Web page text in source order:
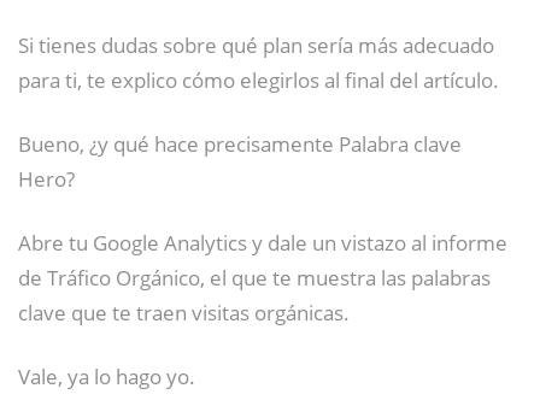
Si tienes dudas sobre qué plan sería más adecuado
para ti, te explico cómo elegirlos al final del artículo.
Bueno, ¿y qué hace precisamente Palabra clave
Hero?
Abre tu Google Analytics y dale un vistazo al informe
de Tráfico Orgánico, el que te muestra las palabras
clave que te traen visitas orgánicas.
Vale, ya lo hago yo.